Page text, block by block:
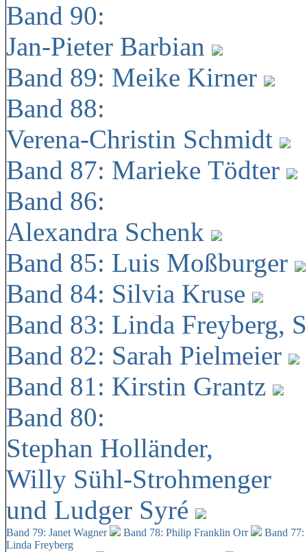
Band 90:
Jan-Pieter Barbian
Band 89: Meike Kirner
Band 88:
Verena-Christin Schmidt
Band 87: Marieke Tödter
Band 86:
Alexandra Schenk
Band 85: Luis Moßburger
Band 84: Silvia Kruse
Band 83: Linda Freyberg,
Band 82: Sarah Pielmeier
Band 81: Kirstin Grantz
Band 80:
Stephan Holländer,
Willy Sühl-Strohmenger
und Ludger Syré
Band 79: Janet Wagner Band 78: Philip Franklin Orr
Band
Linda Freyberg